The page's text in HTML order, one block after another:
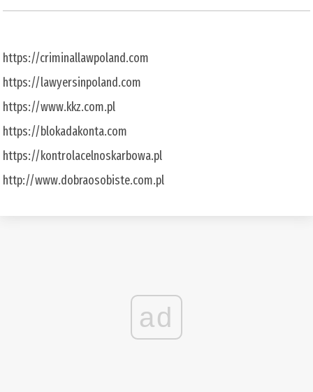
https://criminallawpoland.com
https://lawyersinpoland.com
https://www.kkz.com.pl
https://blokadakonta.com
https://kontrolacelnoskarbowa.pl
http://www.dobraosobiste.com.pl
ad